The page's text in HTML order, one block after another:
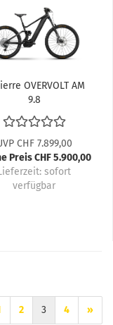
OVERVOLT AM
9.8
CHF 7.899,00
Preis CHF 5.900,00
sofort
verfügbar
2 3 4 »